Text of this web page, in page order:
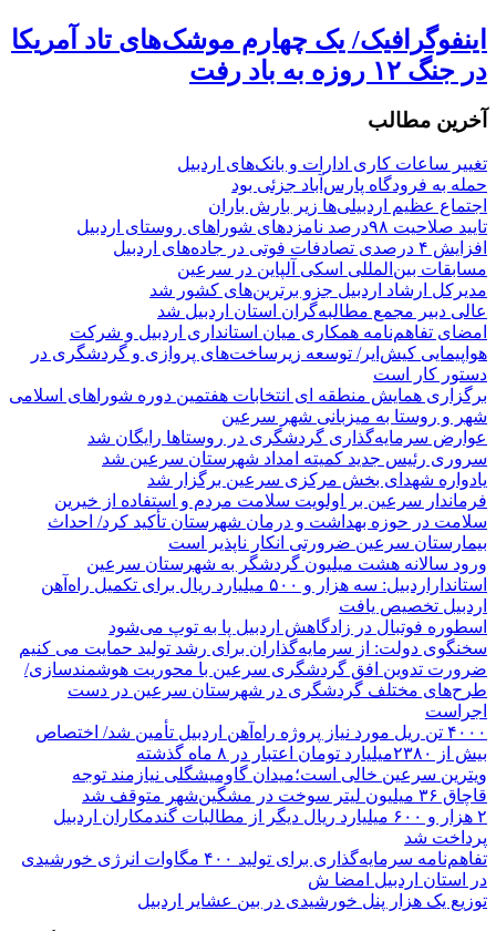
اینفوگرافیک/ یک چهارم موشک‌های تاد آمریکا
در جنگ ۱۲ روزه به باد رفت
آخرین مطالب
تغییر ساعات کاری ادارات و بانک‌های اردبیل
حمله به فرودگاه پارس‌‌آباد جزئی بود
اجتماع عظیم اردبیلی‌ها زیر بارش باران
تایید صلاحیت ۹۸درصد نامزدهای شوراهای روستای اردبیل
افزایش ۴ درصدی تصادفات فوتی در جاده‌های اردبیل
مسابقات بین‌المللی اسکی آلپاین در سرعین
مدیرکل ارشاد اردبیل جزو برترین‌های کشور شد
عالی دبیر مجمع مطالبه‌گران استان اردبیل شد
امضای تفاهم‌نامه همکاری میان استانداری اردبیل و شرکت
هواپیمایی کیش‌ایر/ توسعه زیرساخت‌های پروازی و گردشگری در
دستور کار است
برگزاری همایش منطقه ای انتخابات هفتمین دوره شوراهای اسلامی
شهر و روستا به میزبانی شهر سرعین
عوارض سرمایه‌گذاری گردشگری در روستاها رایگان شد
سروری رئیس جدید کمیته امداد شهرستان سرعین شد
یادواره شهدای بخش مرکزی سرعین برگزار شد
فرماندار سرعین بر اولویت سلامت مردم و استفاده از خیرین
سلامت در حوزه بهداشت و درمان شهرستان تأکید کرد/ احداث
بیمارستان سرعین ضرورتی انکار ناپذیر است
ورود سالانه هشت میلیون گردشگر به شهرستان سرعین
استانداراردبیل: سه هزار و ۵۰۰ میلیارد ریال برای تکمیل راه‌آهن
اردبیل تخصیص یافت
اسطوره فوتبال در زادگاهش اردبیل پا به توپ می‌شود
سخنگوی دولت: از سرمایه‌گذاران برای رشد تولید حمایت می کنیم
ضرورت تدوین افق گردشگری سرعین با محوریت هوشمندسازی/
طرح‌های مختلف گردشگری در شهرستان سرعین در دست
اجراست
۴۰۰۰ تن ریل مورد نیاز پروژه راه‌آهن اردبیل تأمین شد/ اختصاص
بیش از ۲۳۸۰میلیارد تومان اعتبار در ۸ ماه گذشته
ویترین سرعین خالی است؛میدان گاومیشگلی نیازمند توجه
قاچاق ۳۶ میلیون لیتر سوخت در مشگین‌شهر متوقف شد
۲ هزار و ۶۰۰‌ میلیارد ریال دیگر از مطالبات گندمکاران اردبیل
پرداخت شد
تفاهم‌نامه سرمایه‌گذاری برای تولید ۴۰۰ مگاوات انرژی خورشیدی
در استان اردبیل امضا ش
توزیع یک هزار پنل خورشیدی در بین عشایر اردبیل